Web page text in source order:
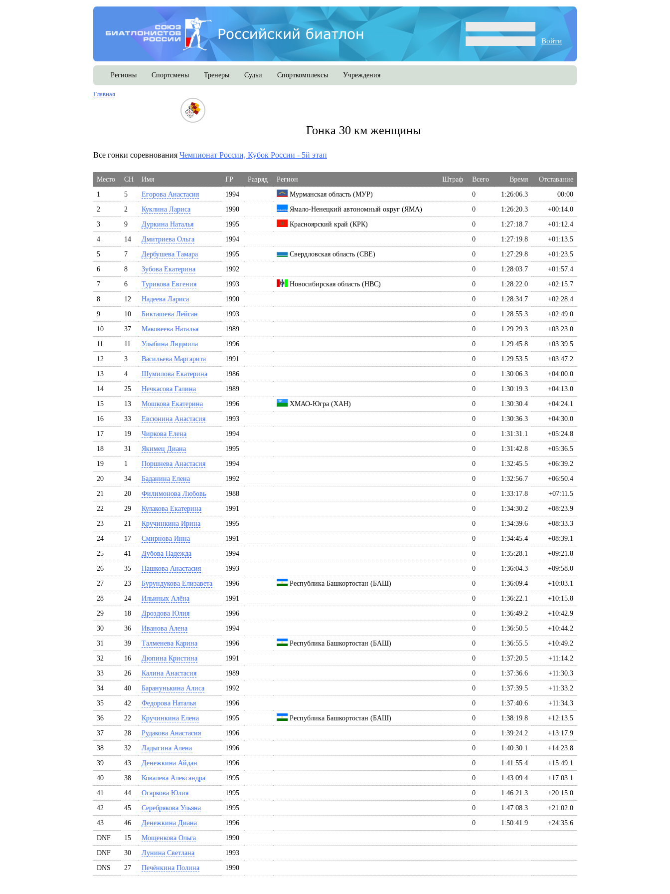
Войти
Регионы Спортсмены Тренеры Судьи Спорткомплексы Учреждения
Главная
Гонка 30 км женщины
Все гонки соревнования Чемпионат России, Кубок России - 5й этап
Место СН Имя ГР Разряд Регион Штраф Всего Время
Отставание
1
5 Егорова Анастасия 1994 Мурманская область (МУР) 0 1:26:06.3
00:00
2
2 Куклина Лариса 1990 Ямало-Ненецкий автономный округ (ЯМА) 0 1:26:20.3
+00:14.0
3
9 Дуркина Наталья 1995 Красноярский край (КРК) 0 1:27:18.7
+01:12.4
4
14 Дмитриева Ольга 1994 0 1:27:19.8
+01:13.5
5
7 Дербушева Тамара 1995 Свердловская область (СВЕ) 0 1:27:29.8
+01:23.5
6
8 Зубова Екатерина 1992 0 1:28:03.7
+01:57.4
7
6 Турикова Евгения 1993 Новосибирская область (НВС) 0 1:28:22.0
+02:15.7
8
12 Надеева Лариса 1990 0 1:28:34.7
+02:28.4
9
10 Бикташева Лейсан 1993 0 1:28:55.3
+02:49.0
10
37 Маковеева Наталья 1989 0 1:29:29.3
+03:23.0
11
11 Улыбина Людмила 1996 0 1:29:45.8
+03:39.5
12
3 Васильева Маргарита 1991 0 1:29:53.5
+03:47.2
13
4 Шумилова Екатерина 1986 0 1:30:06.3
+04:00.0
14
25 Нечкасова Галина 1989 0 1:30:19.3
+04:13.0
15
13 Мошкова Екатерина 1996 ХМАО-Югра (ХАН) 0 1:30:30.4
+04:24.1
16
33 Евсюнина Анастасия 1993 0 1:30:36.3
+04:30.0
17
19 Чиркова Елена 1994 0 1:31:31.1
+05:24.8
18
31 Якимец Диана 1995 0 1:31:42.8
+05:36.5
19
1 Поршнева Анастасия 1994 0 1:32:45.5
+06:39.2
20
34 Баданина Елена 1992 0 1:32:56.7
+06:50.4
21
20 Филимонова Любовь 1988 0 1:33:17.8
+07:11.5
22
29 Кулакова Екатерина 1991 0 1:34:30.2
+08:23.9
23
21 Кручинкина Ирина 1995 0 1:34:39.6
+08:33.3
24
17 Смирнова Инна 1991 0 1:34:45.4
+08:39.1
25
41 Дубова Надежда 1994 0 1:35:28.1
+09:21.8
26
35 Пашкова Анастасия 1993 0 1:36:04.3
+09:58.0
27
23 Бурундукова Елизавета 1996 Республика Башкортостан (БАШ) 0 1:36:09.4
+10:03.1
28
24 Ильиных Алёна 1991 0 1:36:22.1
+10:15.8
29
18 Дроздова Юлия 1996 0 1:36:49.2
+10:42.9
30
36 Иванова Алена 1994 0 1:36:50.5
+10:44.2
31
39 Талменева Карина 1996 Республика Башкортостан (БАШ) 0 1:36:55.5
+10:49.2
32
16 Дюпина Кристина 1991 0 1:37:20.5
+11:14.2
33
26 Калина Анастасия 1989 0 1:37:36.6
+11:30.3
34
40 Баранунькина Алиса 1992 0 1:37:39.5
+11:33.2
35
42 Федорова Наталья 1996 0 1:37:40.6
+11:34.3
36
22 Кручинкина Елена 1995 Республика Башкортостан (БАШ) 0 1:38:19.8
+12:13.5
37
28 Рудакова Анастасия 1996 0 1:39:24.2
+13:17.9
38
32 Ладыгина Алена 1996 0 1:40:30.1
+14:23.8
39
43 Денежкина Айдан 1996 0 1:41:55.4
+15:49.1
40
38 Ковалева Александра 1995 0 1:43:09.4
+17:03.1
41
44 Огаркова Юлия 1995 0 1:46:21.3
+20:15.0
42
45 Серебрякова Ульяна 1995 0 1:47:08.3
+21:02.0
43
46 Денежкина Диана 1996 0 1:50:41.9
+24:35.6
DNF
15 Мощенкова Ольга
1990
DNF
30 Лунина Светлана
1993
DNS
27 Печёнкина Полина 1990